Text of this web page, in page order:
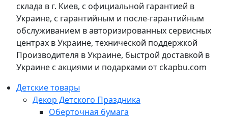
склада в г. Киев, с официальной гарантией в
Украине, с гарантийным и после-гарантийным
обслуживанием в авторизированных сервисных
центрах в Украине, технической поддержкой
Производителя в Украине, быстрой доставкой в
Украине с акциями и подарками от ckapbu.com
Детские товары
Декор Детского Праздника
Оберточная бумага